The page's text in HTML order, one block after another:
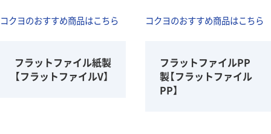
コクヨのおすすめ商品はこちら コクヨのおすすめ商品はこちら
フラットファイル紙製
【フラットファイルV】
フラットファイルPP
製【フラットファイル
PP】